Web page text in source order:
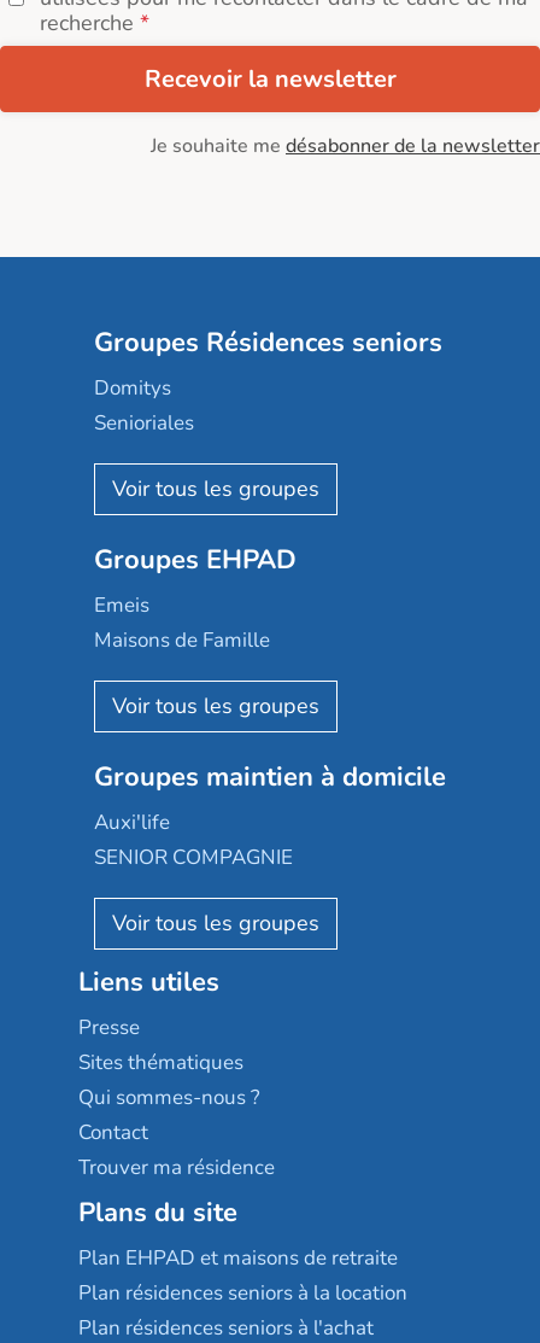
recherche
Recevoir la newsletter
Je souhaite me désabonner de la newsletter
Groupes Résidences seniors
Domitys
Senioriales
Nohée
Les Résidentiels
Mobicap
Domusvi
Happy Senior
Aquarelia
Nexity edenea
Les jardins d'Arcadie
Occitalia
Appartseniors
Reseda
Stella management
Les villages d'or
Sérénys
Résidences services Villa Médicis
Groupes EHPAD
Emeis
Maisons de Famille
Korian
Emera
Groupe SOS
Le Noble Âge
Almage
Résidalya
Groupe aplus
Groupes maintien à domicile
Auxi'life
SENIOR COMPAGNIE
AGE D'OR Services
Liens utiles
Presse
Sites thématiques
Qui sommes-nous ?
Contact
Trouver ma résidence
Plans du site
Plan EHPAD et maisons de retraite
Plan résidences seniors à la location
Plan résidences seniors à l'achat